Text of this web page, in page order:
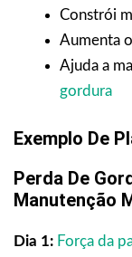
Constrói
Aumenta
Ajuda a
gordura
Exemplo De
Perda De
Manutenção
Dia 1: Força da